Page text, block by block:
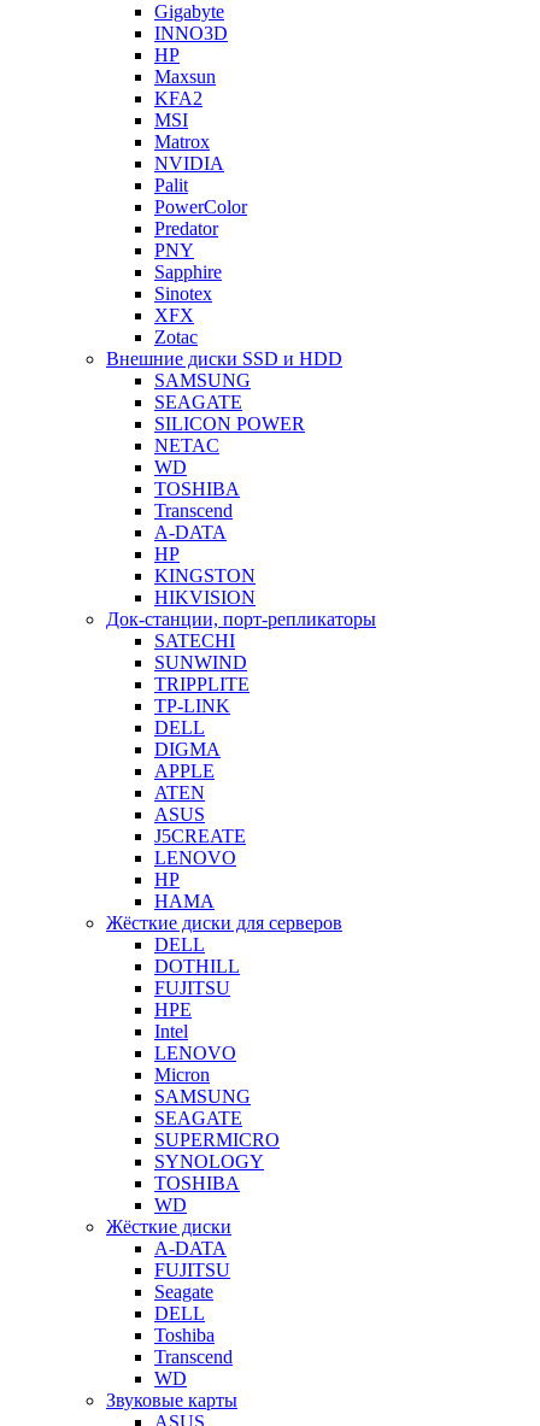
Gigabyte
INNO3D
HP
Maxsun
KFA2
MSI
Matrox
NVIDIA
Palit
PowerColor
Predator
PNY
Sapphire
Sinotex
XFX
Zotac
Внешние диски SSD и HDD
SAMSUNG
SEAGATE
SILICON POWER
NETAC
WD
TOSHIBA
Transcend
A-DATA
HP
KINGSTON
HIKVISION
Док-станции, порт-репликаторы
SATECHI
SUNWIND
TRIPPLITE
TP-LINK
DELL
DIGMA
APPLE
ATEN
ASUS
J5CREATE
LENOVO
HP
HAMA
Жёсткие диски для серверов
DELL
DOTHILL
FUJITSU
HPE
Intel
LENOVO
Micron
SAMSUNG
SEAGATE
SUPERMICRO
SYNOLOGY
TOSHIBA
WD
Жёсткие диски
A-DATA
FUJITSU
Seagate
DELL
Toshiba
Transcend
WD
Звуковые карты